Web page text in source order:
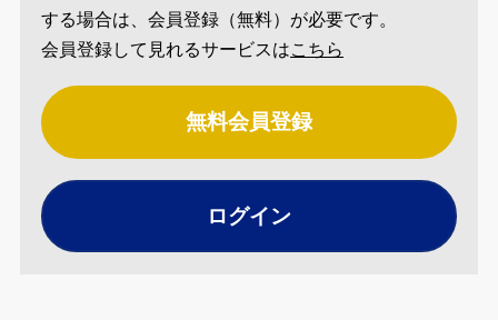
する場合は、会員登録（無料）が必要です。
会員登録して見れるサービスはこちら
無料会員登録
ログイン